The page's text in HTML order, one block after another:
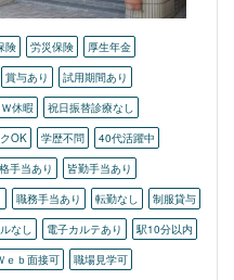
険 労災保険
厚生年金
賞与あり
試用期間あり
Ｗ休暇
祝日振替診療なし
OK 学歴不問
40代活躍中
手当あり
皆勤手当あり
職務手当あり 転勤なし
制服貸与
なし 電子カルテあり
駅10分以内
ｅｂ面接可 職場見学可